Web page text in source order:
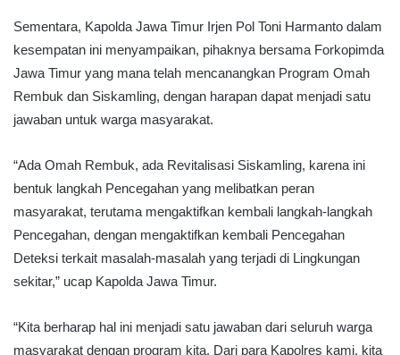
Sementara, Kapolda Jawa Timur Irjen Pol Toni Harmanto dalam
kesempatan ini menyampaikan, pihaknya bersama Forkopimda
Jawa Timur yang mana telah mencanangkan Program Omah
Rembuk dan Siskamling, dengan harapan dapat menjadi satu
jawaban untuk warga masyarakat.
“Ada Omah Rembuk, ada Revitalisasi Siskamling, karena ini
bentuk langkah Pencegahan yang melibatkan peran
masyarakat, terutama mengaktifkan kembali langkah-langkah
Pencegahan, dengan mengaktifkan kembali Pencegahan
Deteksi terkait masalah-masalah yang terjadi di Lingkungan
sekitar,” ucap Kapolda Jawa Timur.
“Kita berharap hal ini menjadi satu jawaban dari seluruh warga
masyarakat dengan program kita. Dari para Kapolres kami, kita